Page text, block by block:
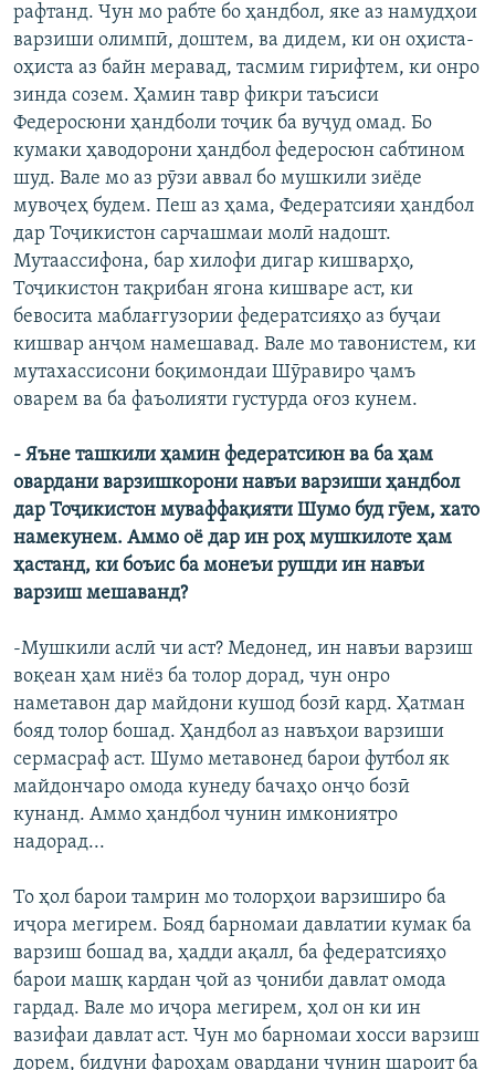
рафтанд. Чун мо рабте бо ҳандбол, яке аз намудҳои
варзиши олимпӣ, доштем, ва дидем, ки он оҳиста-
оҳиста аз байн меравад, тасмим гирифтем, ки онро
зинда созем. Ҳамин тавр фикри таъсиси
Федеросюни ҳандболи тоҷик ба вуҷуд омад. Бо
кумаки ҳаводорони ҳандбол федеросюн сабтином
шуд. Вале мо аз рӯзи аввал бо мушкили зиёде
мувоҷеҳ будем. Пеш аз ҳама, Федератсияи ҳандбол
дар Тоҷикистон сарчашмаи молӣ надошт.
Мутаассифона, бар хилофи дигар кишварҳо,
Тоҷикистон тақрибан ягона кишваре аст, ки
бевосита маблағгузории федератсияҳо аз буҷаи
кишвар анҷом намешавад. Вале мо тавонистем, ки
мутахассисони боқимондаи Шӯравиро ҷамъ
оварем ва ба фаъолияти густурда оғоз кунем.
- Яъне ташкили ҳамин федератсиюн ва ба ҳам
овардани варзишкорони навъи варзиши ҳандбол
дар Тоҷикистон муваффақияти Шумо буд гӯем, хато
намекунем. Аммо оё дар ин роҳ мушкилоте ҳам
ҳастанд, ки боъис ба монеъи рушди ин навъи
варзиш мешаванд?
-Мушкили аслӣ чи аст? Медонед, ин навъи варзиш
воқеан ҳам ниёз ба толор дорад, чун онро
наметавон дар майдони кушод бозӣ кард. Ҳатман
бояд толор бошад. Ҳандбол аз навъҳои варзиши
сермасраф аст. Шумо метавонед барои футбол як
майдончаро омода кунеду бачаҳо онҷо бозӣ
кунанд. Аммо ҳандбол чунин имкониятро
надорад...
То ҳол барои тамрин мо толорҳои варзиширо ба
иҷора мегирем. Бояд барномаи давлатии кумак ба
варзиш бошад ва, ҳадди ақалл, ба федератсияҳо
барои машқ кардан ҷой аз ҷониби давлат омода
гардад. Вале мо иҷора мегирем, ҳол он ки ин
вазифаи давлат аст. Чун мо барномаи хосси варзиш
дорем, бидуни фароҳам овардани чунин шароит ба